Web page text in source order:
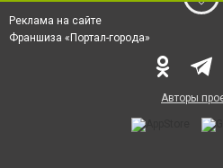
Реклама на сайте
Франшиза «Портал-города»
Авторы